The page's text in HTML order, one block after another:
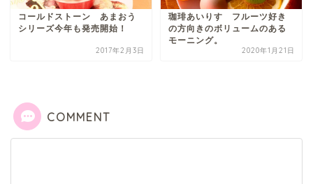
コールドストーン あまおう
シリーズ今年も発売開始！
2017年2月3日
珈琲あいりす フルーツ好き
の方向きのボリュームのある
モーニング。
2020年1月21日
COMMENT